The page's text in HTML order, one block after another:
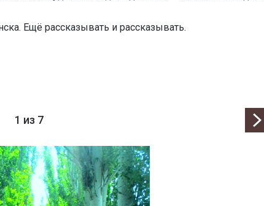
Ещё рассказывать и рассказывать.
1 из 7